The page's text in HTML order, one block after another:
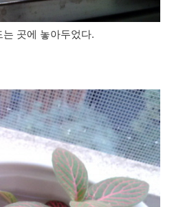
는 곳에 놓아두었다.